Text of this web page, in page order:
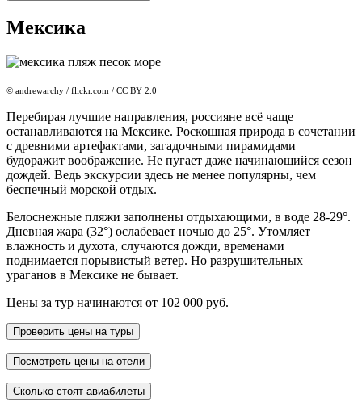
Мексика
© andrewarchy / flickr.com / CC BY 2.0
Перебирая лучшие направления, россияне всё чаще
останавливаются на Мексике. Роскошная природа в сочетании
с древними артефактами, загадочными пирамидами
будоражит воображение. Не пугает даже начинающийся сезон
дождей. Ведь экскурсии здесь не менее популярны, чем
беспечный морской отдых.
Белоснежные пляжи заполнены отдыхающими, в воде 28-29°.
Дневная жара (32°) ослабевает ночью до 25°. Утомляет
влажность и духота, случаются дожди, временами
поднимается порывистый ветер. Но разрушительных
ураганов в Мексике не бывает.
Цены за тур начинаются от 102 000 руб.
Проверить цены на туры
Посмотреть цены на отели
Сколько стоят авиабилеты